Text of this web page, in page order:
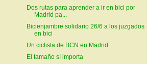
Dos rutas para aprender a ir en bici por
Madrid pa...
Bicienjambre solidario 26/6 a los juzgados
en bici
Un ciclista de BCN en Madrid
El tamaño sí importa